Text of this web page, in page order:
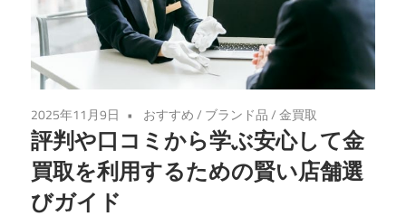
2025年11月9日 おすすめ/ ブランド品/金買取
評判や口コミから学ぶ安心して金
買取を利用するための賢い店舗選
びガイド